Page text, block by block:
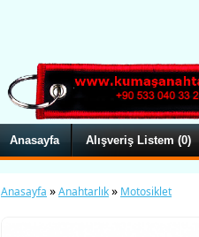
Anasayfa Alışveriş Listem (0)
Anasayfa »Anahtarlık» Motosiklet